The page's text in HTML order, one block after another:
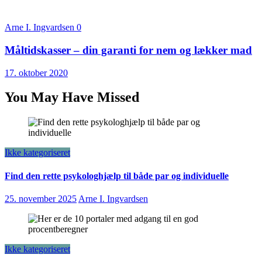
Arne I. Ingvardsen 0
Måltidskasser – din garanti for nem og lækker mad
17. oktober 2020
You May Have Missed
Ikke kategoriseret
Find den rette psykologhjælp til både par og individuelle
25. november 2025 Arne I. Ingvardsen
Ikke kategoriseret